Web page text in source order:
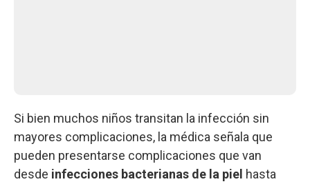
Si bien muchos niños transitan la infección sin
mayores complicaciones, la médica señala que
pueden presentarse complicaciones que van
desde infecciones bacterianas de la piel hasta